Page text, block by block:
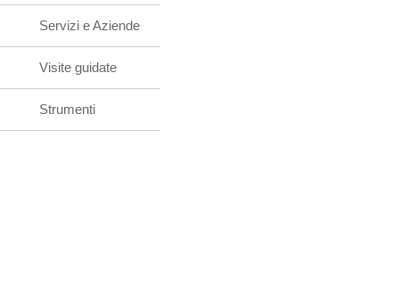
Servizi e Aziende
Visite guidate
Strumenti